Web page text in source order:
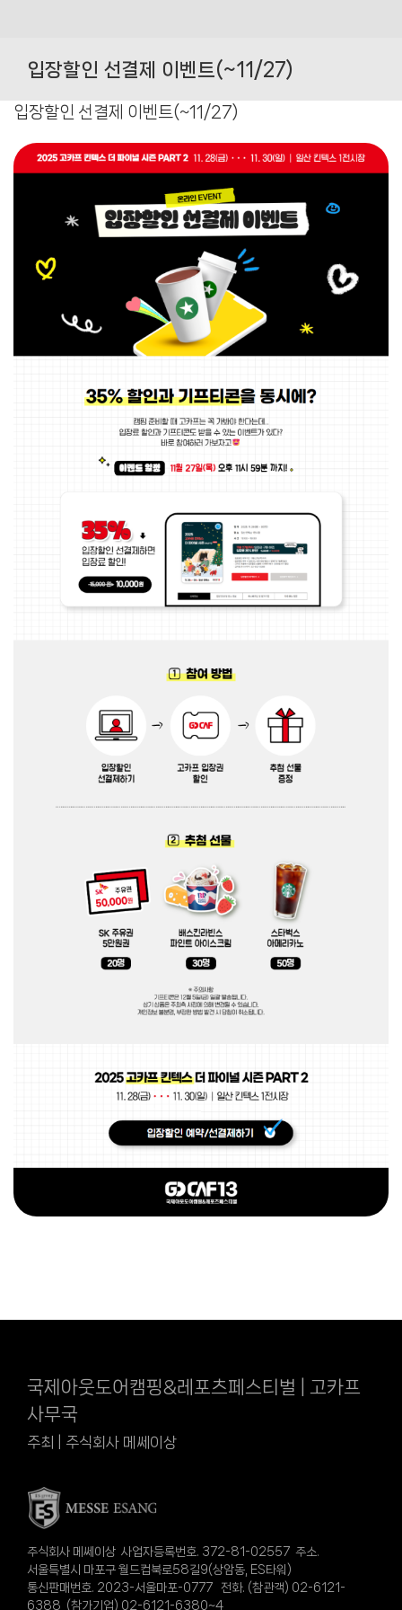
content입장할인 선결제 이벤트(~11/27)
입장할인 선결제 이벤트(~11/27)
국제아웃도어캠핑&레포츠페스티벌 | 고카프
사무국
주최 | 주식회사 메쎄이상
주식회사 메쎄이상 사업자등록번호. 372-81-02557 주소.
서울특별시 마포구 월드컵북로58길9(상암동, ES타워)
통신판매번호. 2023-서울마포-0777 전화. (참관객) 02-6121-
6388 (참가기업) 02-6121-6380~4